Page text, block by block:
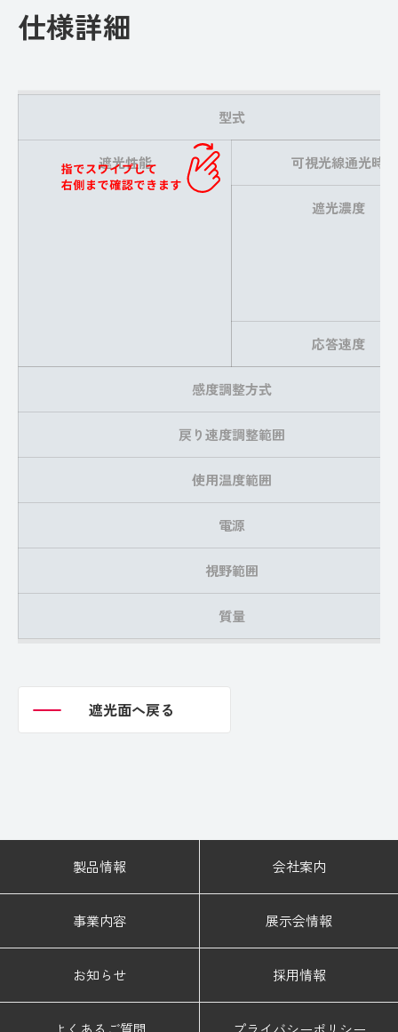
仕様詳細
型式
遮光性能 可視光線通光時
遮光濃度
応答速度
感度調整方式
戻り速度調整範囲
使用温度範囲
電源
視野範囲
質量
遮光面へ戻る
遮光面へ戻る
製品情報 会社案内
事業内容 展示会情報
お知らせ 採用情報